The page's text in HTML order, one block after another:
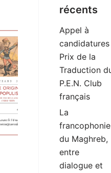
récents
Appel à
candidatures
Prix de la
Traduction
P.E.N. Club
français
La
francophonie
du Maghreb,
entre
dialogue et